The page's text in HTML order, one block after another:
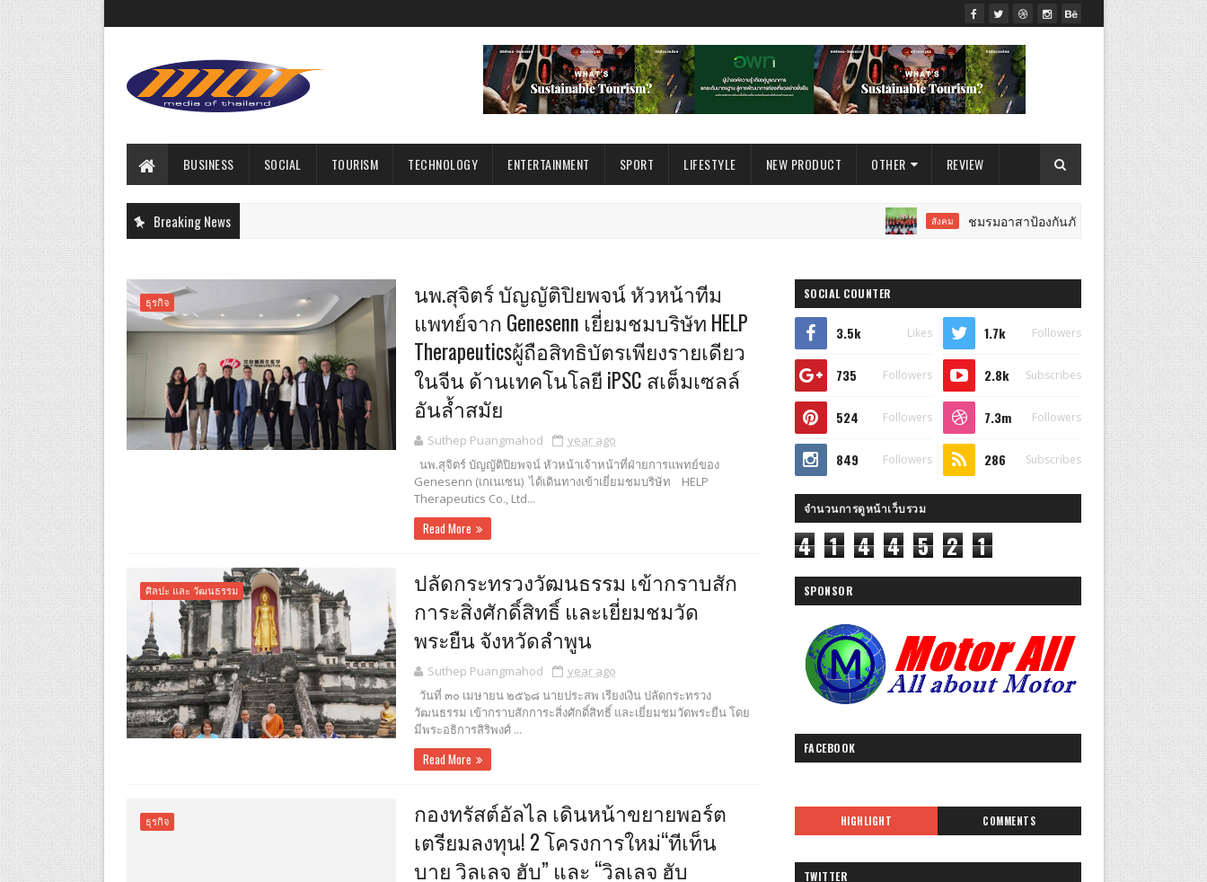
BUSINESS SOCIAL TOURISM TECHNOLOGY ENTERTAINMENT SPORT LIFESTYLE NEW PRODUCT OTHER REVIEW
Breaking News สังคม ชมรมอาสาป้องกันภัย ลงพื้นที่ จ.ราชบุรี จัดกิจกรรม
ธุรกิจ
นพ.สุจิตร์ บัญญัติปิยพจน์ หัวหน้าทีม
แพทย์จาก Genesenn เยี่ยมชมบริษัท HELP
Therapeuticsผู้ถือสิทธิบัตรเพียงรายเดียว
ในจีน ด้านเทคโนโลยี iPSC สเต็มเซลล์
อันล้ำสมัย
Suthep Puangmahod
year ago
นพ.สุจิตร์ บัญญัติปิยพจน์ หัวหน้าเจ้าหน้าที่ฝ่ายการแพทย์ของ
Genesenn (เกเนเซน) ได้เดินทางเข้าเยี่ยมชมบริษัท HELP
Therapeutics Co., Ltd...
Read More
ศิลปะ และ วัฒนธรรม
ปลัดกระทรวงวัฒนธรรม เข้ากราบสัก
การะสิ่งศักดิ์สิทธิ์ และเยี่ยมชมวัด
พระยืน จังหวัดลำพูน
Suthep Puangmahod
year ago
วันที่ ๓๐ เมษายน ๒๕๖๘ นายประสพ เรียงเงิน ปลัดกระทรวง
วัฒนธรรม เข้ากราบสักการะสิ่งศักดิ์สิทธิ์ และเยี่ยมชมวัดพระยืน โดย
มีพระอธิการสิริพงศ์ ...
Read More
ธุรกิจ
กองทรัสต์อัลไล เดินหน้าขยายพอร์ต
เตรียมลงทุน! 2 โครงการใหม่“ทีเท็น
บาย วิลเลจ ฮับ” และ “วิลเลจ ฮับ
SOCIAL COUNTER
3.5k Likes 1.7k Followers
735 Followers 2.8k Subscribes
524 Followers 7.3m Followers
849 Followers 286 Subscribes
จำนวนการดูหน้าเว็บรวม
4 1 4 4 5 2 1
SPONSOR
FACEBOOK
HIGHLIGHT COMMENTS
TWITTER